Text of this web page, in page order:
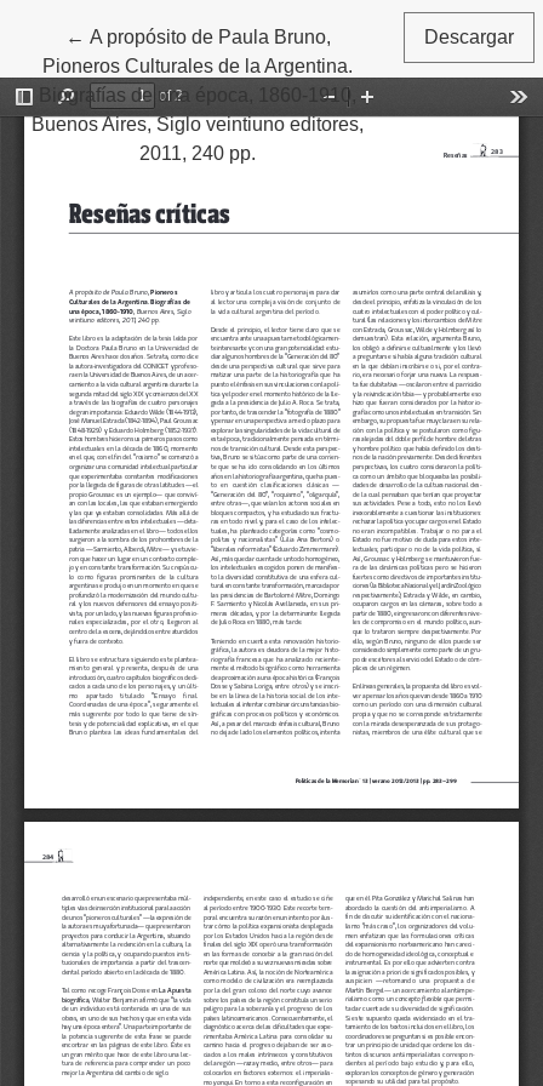
← Volver a los detalles del artículo
A propósito de Paula Bruno,
Pioneros Culturales de la Argentina.
Biografías de una época, 1860-1910,
Buenos Aires, Siglo veintiuno editores,
2011, 240 pp.
Descargar